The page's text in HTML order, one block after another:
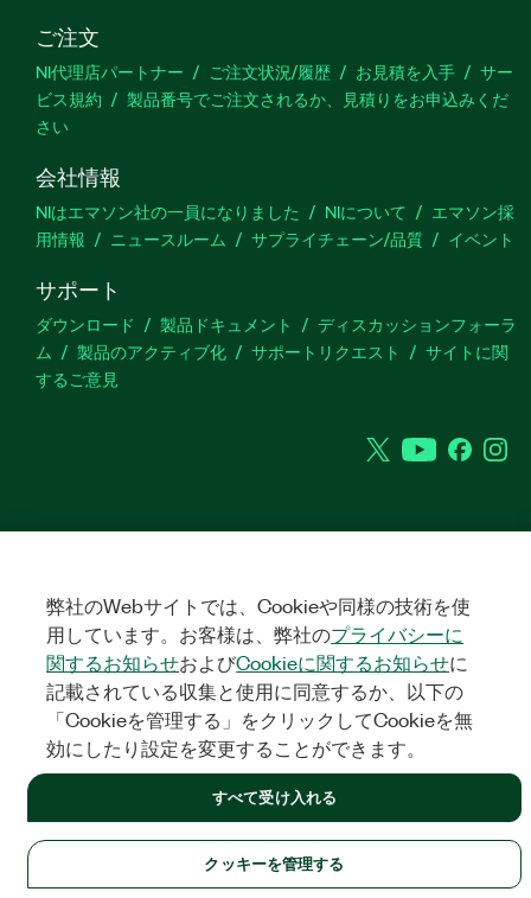
ご注文
NI代理店パートナー ご注文状況/履歴 お見積を入手
サー
ビス規約
製品番号でご注文されるか、見積りをお申込みくだ
さい
会社情報
NIはエマソン社の一員になりました NIについて
エマソン採
用情報
ニュースルーム サプライチェーン/品質 イベント
サポート
ダウンロード 製品ドキュメント
ディスカッションフォーラ
ム
製品のアクティブ化 サポートリクエスト
サイトに関
するご意見
TwitterYouTube
United States
法令関連情報|IMPRINT|プライバシー| クッキーを管理する
弊社のWebサイトでは、Cookieや同様の技術を使
用しています。お客様は、弊社のプライバシーに
関するお知らせおよびCookieに関するお知らせに
記載されている収集と使用に同意するか、以下の
「Cookieを管理する」をクリックしてCookieを無
効にしたり設定を変更することができます。
クッキーを管理する
すべて受け入れる